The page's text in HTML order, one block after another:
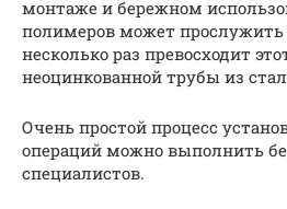
монтаже и бережном
полимеров может прослужить
несколько раз превосходит
неоцинкованной трубы из
Очень простой процесс
операций можно выполнить
специалистов.